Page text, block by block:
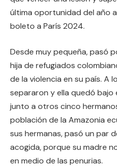
última oportunidad del año
boleto a París 2024.
Desde muy pequeña, pasó
hija de refugiados
de la violencia en su país. A
separaron y ella quedó bajo
junto a otros cinco
población de la Amazonia
sus hermanas, pasó un par
acogida, porque su madre
en medio de las penurias.